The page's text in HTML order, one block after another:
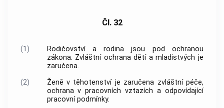
Čl. 32
(1)
Rodičovství a rodina jsou pod ochranou
zákona. Zvláštní ochrana dětí a mladistvých je
zaručena.
(2)
Ženě v těhotenství je zaručena zvláštní péče,
ochrana v pracovních vztazích a odpovídající
pracovní podmínky.